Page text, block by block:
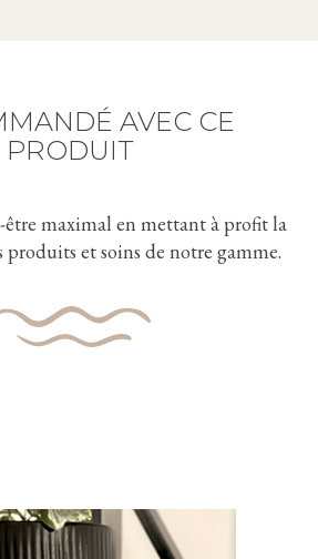
AVEC CE
PRODUIT
être maximal en mettant à profit la
produits et soins de notre gamme.